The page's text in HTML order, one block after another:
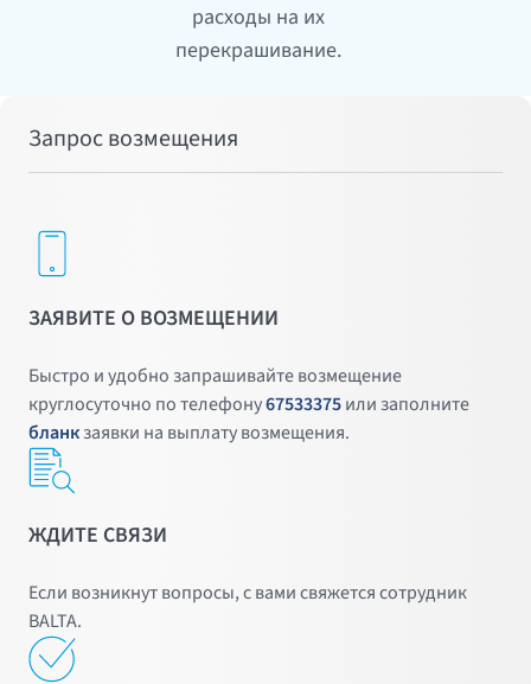
расходы на их
перекрашивание.
Запрос возмещения
ЗАЯВИТЕ О ВОЗМЕЩЕНИИ
Быстро и удобно запрашивайте возмещение
круглосуточно по телефону67533375или заполните
бланкзаявки на выплату возмещения.
ЖДИТЕ СВЯЗИ
Если возникнут вопросы, с вами свяжется сотрудник
BALTA.